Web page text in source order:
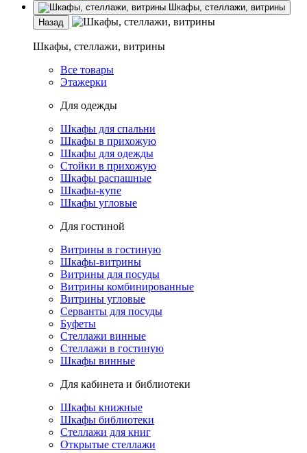
Шкафы, стеллажи, витрины
Назад
Шкафы, стеллажи, витрины
Все товары
Этажерки
Для одежды
Шкафы для спальни
Шкафы в прихожую
Шкафы для одежды
Стойки в прихожую
Шкафы распашные
Шкафы-купе
Шкафы угловые
Для гостиной
Витрины в гостиную
Шкафы-витрины
Витрины для посуды
Витрины комбинированные
Витрины угловые
Серванты для посуды
Буфеты
Стеллажи винные
Стеллажи в гостиную
Шкафы винные
Для кабинета и библиотеки
Шкафы книжные
Шкафы библиотеки
Стеллажи для книг
Открытые стеллажи